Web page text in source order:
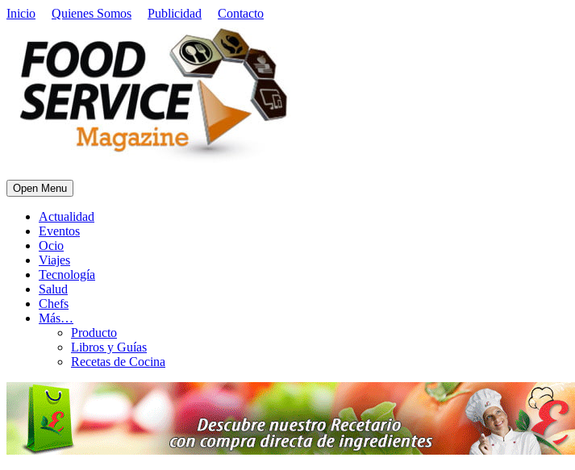
Inicio Quienes Somos Publicidad Contacto
Open Menu
Actualidad
Eventos
Ocio
Viajes
Tecnología
Salud
Chefs
Más…
Producto
Libros y Guías
Recetas de Cocina